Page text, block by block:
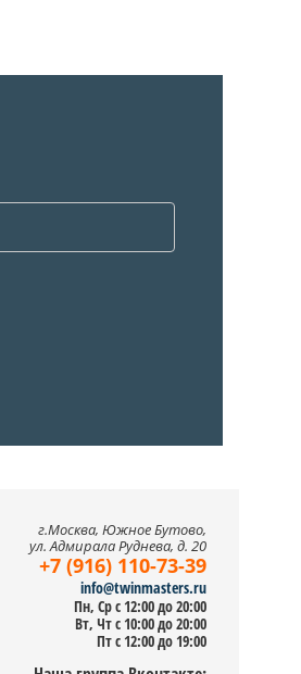
г.Москва, Южное Бутово,
ул. Адмирала Руднева, д. 20
+7 (916) 110-73-39
info@twinmasters.ru
Пн, Ср с 12:00 до 20:00
Вт, Чт с 10:00 до 20:00
Пт с 12:00 до 19:00